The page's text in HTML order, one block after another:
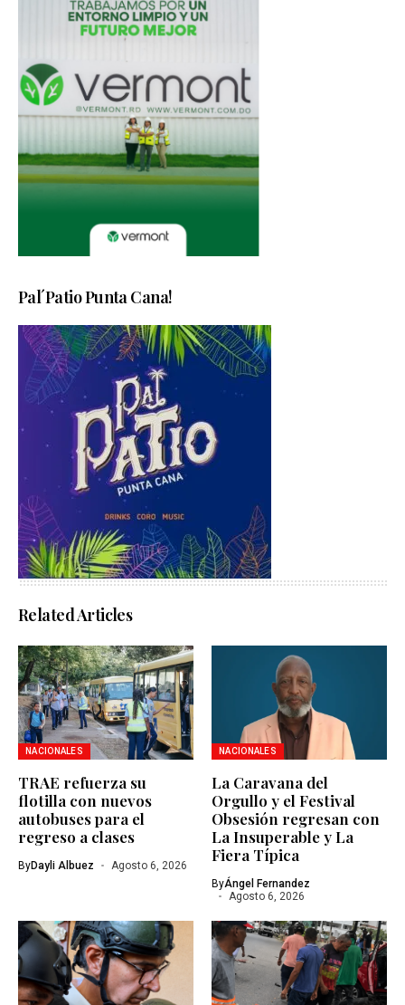
Pal´Patio Punta Cana!
Related Articles
NACIONALES
TRAE refuerza su
flotilla con nuevos
autobuses para el
regreso a clases
ByDayli Albuez Agosto 6, 2026
NACIONALES
La Caravana del
Orgullo y el Festival
Obsesión regresan con
La Insuperable y La
Fiera Típica
ByÁngel Fernandez
Agosto 6, 2026